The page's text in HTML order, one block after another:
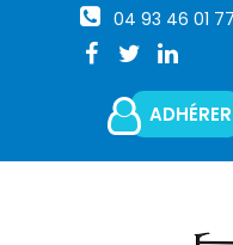
04 93 46 01
ADHÉRER